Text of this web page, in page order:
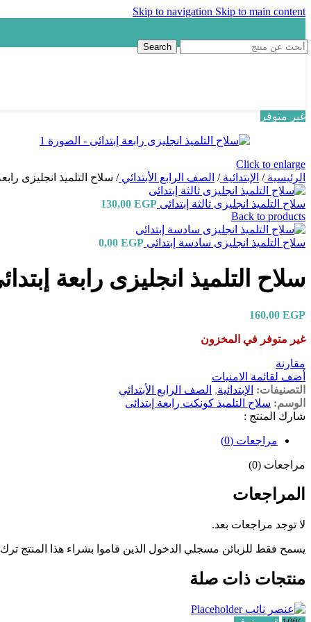
Skip to navigation Skip to main content
Search
غير متوفر
Click to enlarge
الرئيسية/ الإبتدائية/ الصف الرابع الأبتدائي/ سلاح التلميذ انجليزى
سلاح التلميذ انجليزى ثالثة إبتدائى 130,00 EGP
Back to products
سلاح التلميذ انجليزى سادسة إبتدائى 0,00 EGP
سلاح التلميذ انجليزى رابعة
160,00 EGP
غير متوفر في المخزون
مقارنة
أضف لقائمة الامنيات
التصنيفات: الإبتدائية, الصف الرابع الأبتدائي
الوسم: سلاح التلميذ كونكت رابعة إبتدائى
شارك المنتج :
مراجعات (0)
مراجعات (0)
المراجعات
لا توجد مراجعات بعد.
يسمح فقط للزبائن مسجلي الدخول الذين قاموا بشراء هذا المنتج
منتجات ذات صلة